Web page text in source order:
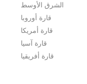
الشرق الأوسط
قارة أوروبا
قارة أمريكا
قارة آسيا
قارة أفريقيا